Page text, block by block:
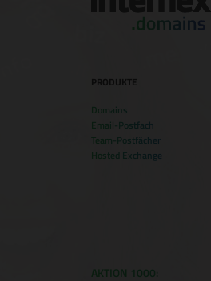
PRODUKTE
Domains
Email-Postfach
Team-Postfächer
Hosted Exchange
AKTION 1000: